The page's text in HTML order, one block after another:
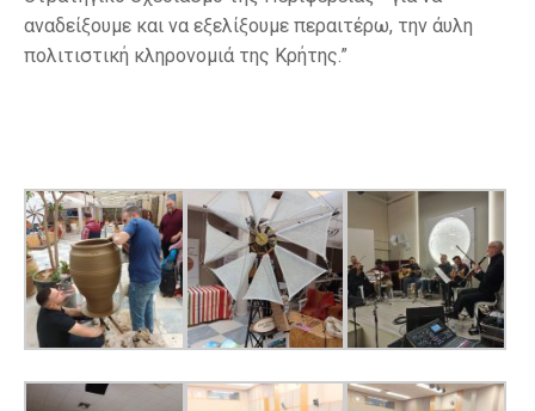
αναδείξουμε και να εξελίξουμε περαιτέρω, την άυλη
πολιτιστική κληρονομιά της Κρήτης.”